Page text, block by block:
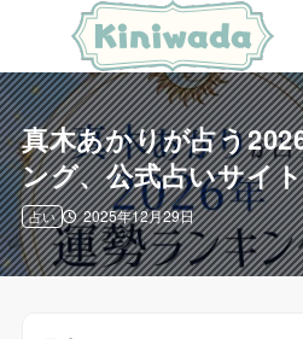
真木あかりが占う
ング、公式占いサイ
2025年12月29日
占い